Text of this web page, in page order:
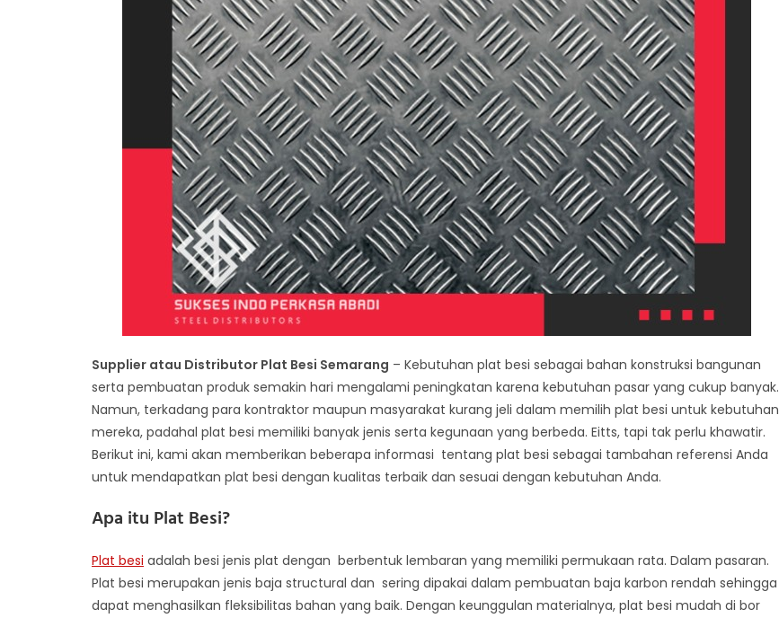
Supplier atau Distributor Plat Besi Semarang – Kebutuhan plat besi sebagai bahan konstruksi bangunan
serta pembuatan produk semakin hari mengalami peningkatan karena kebutuhan pasar yang cukup banyak.
Namun, terkadang para kontraktor maupun masyarakat kurang jeli dalam memilih plat besi untuk kebutuhan
mereka, padahal plat besi memiliki banyak jenis serta kegunaan yang berbeda. Eitts, tapi tak perlu khawatir.
Berikut ini, kami akan memberikan beberapa informasi tentang plat besi sebagai tambahan referensi Anda
untuk mendapatkan plat besi dengan kualitas terbaik dan sesuai dengan kebutuhan Anda.
Apa itu Plat Besi?
Plat besi adalah besi jenis plat dengan berbentuk lembaran yang memiliki permukaan rata. Dalam pasaran.
Plat besi merupakan jenis baja structural dan sering dipakai dalam pembuatan baja karbon rendah sehingga
dapat menghasilkan fleksibilitas bahan yang baik. Dengan keunggulan materialnya, plat besi mudah di bor